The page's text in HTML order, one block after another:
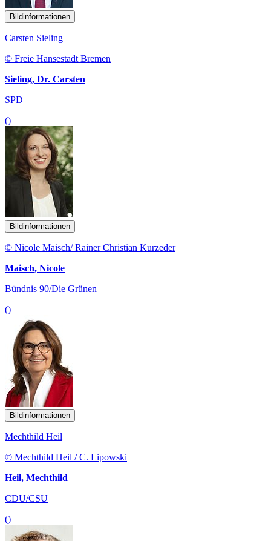
Bildinformationen
Carsten Sieling
© Freie Hansestadt Bremen
Sieling, Dr. Carsten
SPD
()
Bildinformationen
© Nicole Maisch/ Rainer Christian Kurzeder
Maisch, Nicole
Bündnis 90/Die Grünen
()
Bildinformationen
Mechthild Heil
© Mechthild Heil / C. Lipowski
Heil, Mechthild
CDU/CSU
()